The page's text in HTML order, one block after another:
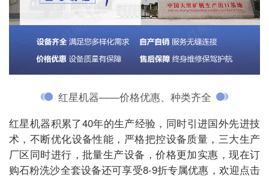
红星机器——价格优惠、种类齐全
红星机器积累了40年的生产经验，同时引进国外先进技
术，不断优化设备性能，严格把控设备质量，三大生产
厂区同时进行，批量生产设备，价格更加实惠，现在订
购石粉洗沙全套设备还可享受8-9折专属优惠，欢迎点击